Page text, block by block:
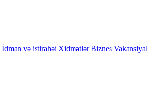
İdman və istirahət Xidmətlər Biznes